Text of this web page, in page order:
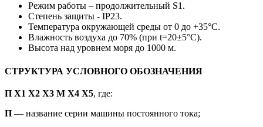
Режим работы – продолжительный S1.
Степень защиты - IP23.
Температура окружающей среды от 0 до +35°С.
Влажность воздуха до 70% (при t=20±5°С).
Высота над уровнем моря до 1000 м.
СТРУКТУРА УСЛОВНОГО ОБОЗНАЧЕНИЯ
П Х1 Х2 Х3 М Х4 X5, где:
П — название серии машины постоянного тока;